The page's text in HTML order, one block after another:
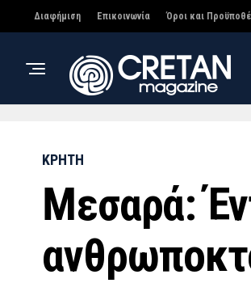
Διαφήμιση Επικοινωνία Όροι και
ΚΡΗΤΗ
Μεσαρά: